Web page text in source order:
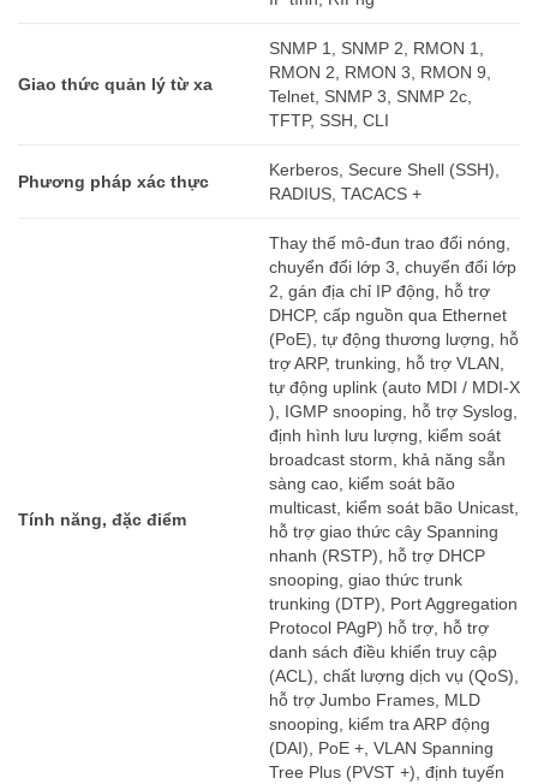
Giao thức quản lý từ xa
SNMP 1, SNMP 2, RMON 1,
RMON 2, RMON 3, RMON 9,
Telnet, SNMP 3, SNMP 2c,
TFTP, SSH, CLI
Phương pháp xác thực
Kerberos, Secure Shell (SSH),
RADIUS, TACACS +
Tính năng, đặc điểm
Thay thế mô-đun trao đổi nóng,
chuyển đổi lớp 3, chuyển đổi lớp
2, gán địa chỉ IP động, hỗ trợ
DHCP, cấp nguồn qua Ethernet
(PoE), tự động thương lượng, hỗ
trợ ARP, trunking, hỗ trợ VLAN,
tự động uplink (auto MDI / MDI-X
), IGMP snooping, hỗ trợ Syslog,
định hình lưu lượng, kiểm soát
broadcast storm, khả năng sẵn
sàng cao, kiểm soát bão
multicast, kiểm soát bão Unicast,
hỗ trợ giao thức cây Spanning
nhanh (RSTP), hỗ trợ DHCP
snooping, giao thức trunk
trunking (DTP), Port Aggregation
Protocol PAgP) hỗ trợ, hỗ trợ
danh sách điều khiển truy cập
(ACL), chất lượng dịch vụ (QoS),
hỗ trợ Jumbo Frames, MLD
snooping, kiểm tra ARP động
(DAI), PoE +, VLAN Spanning
Tree Plus (PVST +), định tuyến